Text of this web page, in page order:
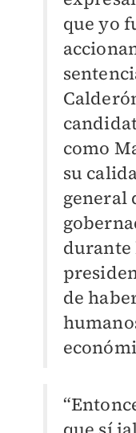
que yo
como
su
general
durante
de